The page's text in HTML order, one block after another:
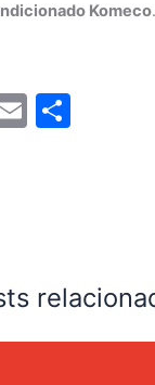
Komeco.
E